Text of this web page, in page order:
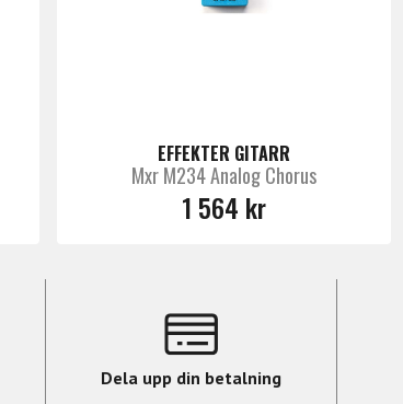
EFFEKTER GITARR
Mxr M234 Analog Chorus
1 564 kr
Dela upp din betalning